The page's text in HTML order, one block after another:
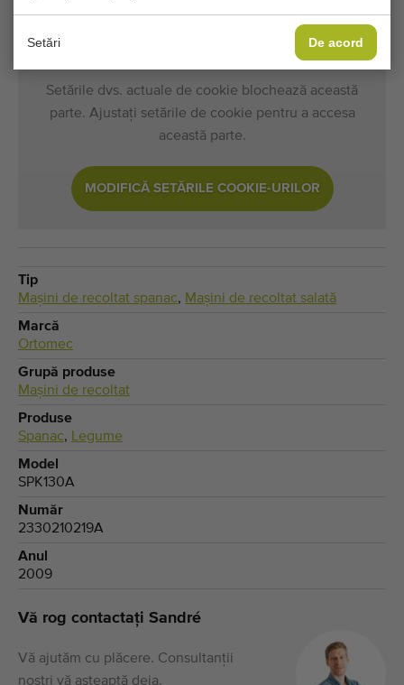
Setări De acord
recoltat spanac comparabil? Completați detaliile dvs. aici.
Setările dvs. actuale de cookie blochează această
parte. Ajustați setările de cookie pentru a accesa
această parte.
MODIFICĂ SETĂRILE COOKIE-URILOR
Tip
Maşini de recoltat spanac, Mașini de recoltat salată
Marcă
Ortomec
Grupă produse
Maşini de recoltat
Produse
Spanac, Legume
Model
SPK130A
Număr
2330210219A
Anul
2009
Vă rog contactați Sandré
Vă ajutăm cu plăcere. Consultanții
noștri vă așteaptă deja.